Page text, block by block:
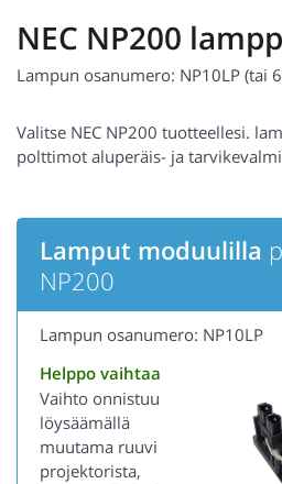
NEC NP200
Lampun osanumero: NP10LP (tai
Valitse NEC NP200 tuotteellesi.
polttimot aluperäis- ja
Lamput moduulilla
NP200
Lampun osanumero: NP10LP
Helppo vaihtaa
Vaihto onnistuu
löysäämällä
muutama ruuvi
projektorista,